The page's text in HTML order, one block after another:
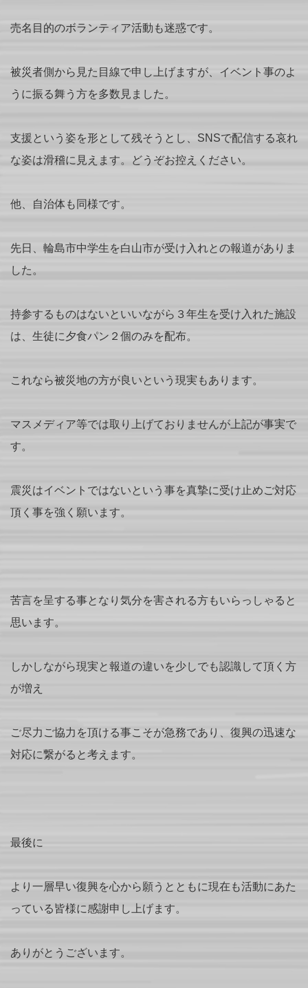
売名目的のボランティア活動も迷惑です。
被災者側から見た目線で申し上げますが、イベント事のよ
うに振る舞う方を多数見ました。
支援という姿を形として残そうとし、SNSで配信する哀れ
な姿は滑稽に見えます。どうぞお控えください。
他、自治体も同様です。
先日、輪島市中学生を白山市が受け入れとの報道がありま
した。
持参するものはないといいながら３年生を受け入れた施設
は、生徒に夕食パン２個のみを配布。
これなら被災地の方が良いという現実もあります。
マスメディア等では取り上げておりませんが上記が事実で
す。
震災はイベントではないという事を真摯に受け止めご対応
頂く事を強く願います。
苦言を呈する事となり気分を害される方もいらっしゃると
思います。
しかしながら現実と報道の違いを少しでも認識して頂く方
が増え
ご尽力ご協力を頂ける事こそが急務であり、復興の迅速な
対応に繋がると考えます。
最後に
より一層早い復興を心から願うとともに現在も活動にあた
っている皆様に感謝申し上げます。
ありがとうございます。